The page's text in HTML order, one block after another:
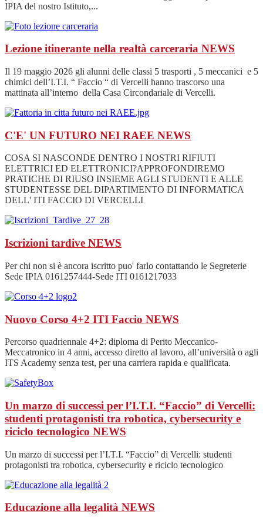
IPIA del nostro Istituto,...
Lezione itinerante nella realtà carceraria NEWS
Il 19 maggio 2026 gli alunni delle classi 5 trasporti , 5 meccanici e 5
chimici dell’I.T.I. “ Faccio “ di Vercelli hanno trascorso una
mattinata all’interno della Casa Circondariale di Vercelli.
C'E' UN FUTURO NEI RAEE NEWS
COSA SI NASCONDE DENTRO I NOSTRI RIFIUTI
ELETTRICI ED ELETTRONICI?APPROFONDIREMO
PRATICHE DI RIUSO INSIEME AGLI STUDENTI E ALLE
STUDENTESSE DEL DIPARTIMENTO DI INFORMATICA
DELL' ITI FACCIO DI VERCELLI
Iscrizioni tardive NEWS
Per chi non si è ancora iscritto puo' farlo contattando le Segreterie
Sede IPIA 0161257444-Sede ITI 0161217033
Nuovo Corso 4+2 ITI Faccio NEWS
Percorso quadriennale 4+2: diploma di Perito Meccanico-
Meccatronico in 4 anni, accesso diretto al lavoro, all’università o agli
ITS Academy senza test, per una carriera rapida e qualificata.
Un marzo di successi per l’I.T.I. “Faccio” di Vercelli:
studenti protagonisti tra robotica, cybersecurity e
riciclo tecnologico NEWS
Un marzo di successi per l’I.T.I. “Faccio” di Vercelli: studenti
protagonisti tra robotica, cybersecurity e riciclo tecnologico
Educazione alla legalità NEWS